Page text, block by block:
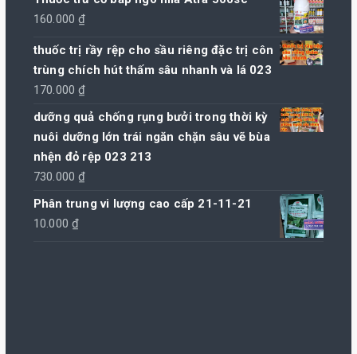
160.000₫
thuốc trị rầy rệp cho sầu riêng đặc trị côn
trùng chích hút thấm sâu nhanh và lá 023
170.000₫
dưỡng quả chống rụng bưởi trong thời kỳ
nuôi dưỡng lớn trái ngăn chặn sâu vẽ bùa
nhện đỏ rệp 023 213
730.000₫
Phân trung vi lượng cao cấp 21-11-21
10.000₫